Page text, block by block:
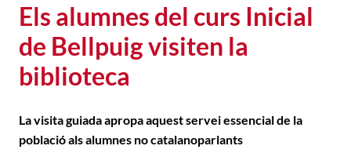
Els alumnes del curs Inicial
de Bellpuig visiten la
biblioteca
La visita guiada apropa aquest servei essencial de la
població als alumnes no catalanoparlants